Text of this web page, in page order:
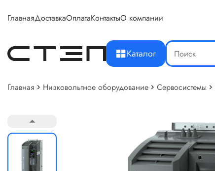
ГлавнаяДоставкаОплатаКонтактыО компании
Каталог
Главная Низковольтное оборудование Сервосистемы